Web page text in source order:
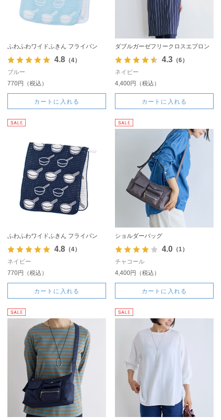
ふわふわワイドふきん フライパン
4.8（4）
ブルー
770円（税込）
カートに入れる
ダブルガーゼフリークロスエプロン
4.3（6）
ネイビー
4,400円（税込）
カートに入れる
ふわふわワイドふきん フライパン
4.8（4）
ネイビー
770円（税込）
カートに入れる
ショルダーバッグ
4.0（1）
チャコール
4,400円（税込）
カートに入れる